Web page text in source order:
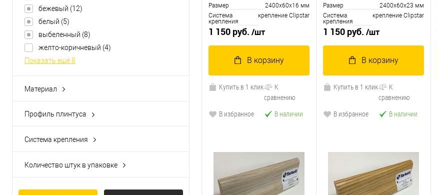
бежевый (12)
белый (5)
выбеленный (8)
желто-коричневый (4)
Показать ещё 8
Материал
Профиль плинтуса
прямой(18)
сапожoк(11)
Система крепления
Количество штук в упаковке
Размер
2400х60х16 мм
Система
крепления
крепление Clipstar
1 150 руб. /шт
В корзину
Купить в 1 клик
К
сравнению
В избранное
В наличии
Размер
2400х60х23 мм
Система
крепления
крепление Clipstar
1 150 руб. /шт
В корзину
Купить в 1 клик
К
сравнению
В избранное
В наличии